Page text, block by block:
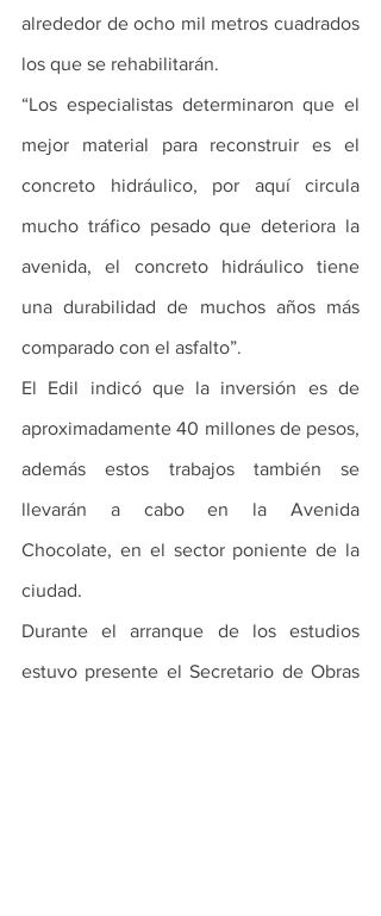
alrededor de ocho mil metros cuadrados
los que se rehabilitarán.
“Los especialistas determinaron que el
mejor material para reconstruir es el
concreto hidráulico, por aquí circula
mucho tráfico pesado que deteriora la
avenida, el concreto hidráulico tiene
una durabilidad de muchos años más
comparado con el asfalto”.
El Edil indicó que la inversión es de
aproximadamente 40 millones de pesos,
además estos trabajos también se
llevarán a cabo en la Avenida
Chocolate, en el sector poniente de la
ciudad.
Durante el arranque de los estudios
estuvo presente el Secretario de Obras